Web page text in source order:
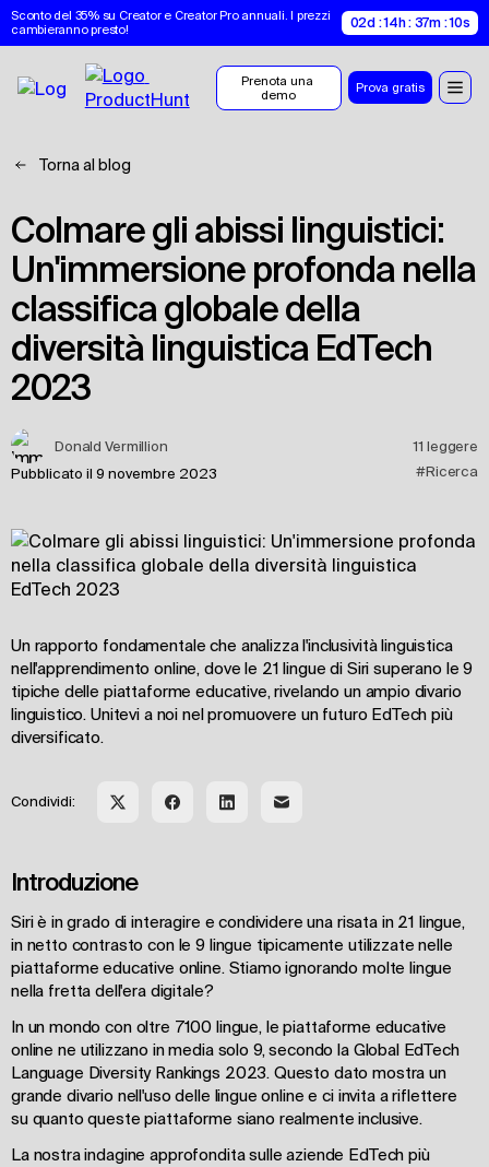
Sconto del 35% su Creator e Creator Pro annuali. I prezzi
cambieranno presto!
02d : 14h : 37m : 10s
Prenota una
demo
Prova gratis
Torna al blog
Colmare gli abissi linguistici:
Un'immersione profonda nella
classifica globale della
diversità linguistica EdTech
2023
Donald Vermillion 11 leggere
Pubblicato il 9 novembre 2023
#Ricerca
Un rapporto fondamentale che analizza l'inclusività linguistica
nell'apprendimento online, dove le 21 lingue di Siri superano le 9
tipiche delle piattaforme educative, rivelando un ampio divario
linguistico. Unitevi a noi nel promuovere un futuro EdTech più
diversificato.
Condividi:
Introduzione
Siri è in grado di interagire e condividere una risata in 21 lingue,
in netto contrasto con le 9 lingue tipicamente utilizzate nelle
piattaforme educative online. Stiamo ignorando molte lingue
nella fretta dell'era digitale?
In un mondo con oltre 7100 lingue, le piattaforme educative
online ne utilizzano in media solo 9, secondo la Global EdTech
Language Diversity Rankings 2023. Questo dato mostra un
grande divario nell'uso delle lingue online e ci invita a riflettere
su quanto queste piattaforme siano realmente inclusive.
La nostra indagine approfondita sulle aziende EdTech più